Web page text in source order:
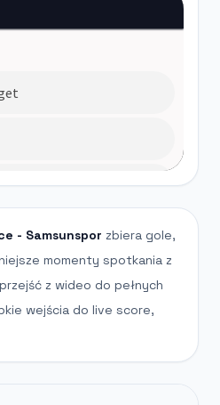
- Samsunspor zbiera gole,
momenty spotkania z
z wideo do pełnych
wejścia do live score,